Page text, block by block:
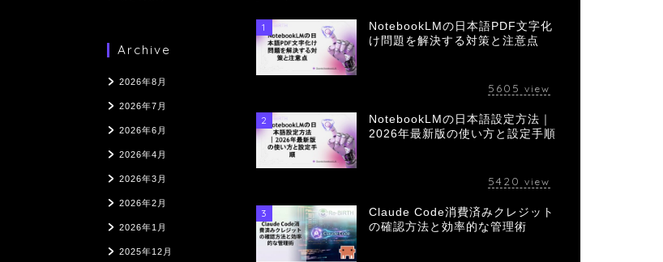
Archive
2026年8月
2026年7月
2026年6月
2026年4月
2026年3月
2026年2月
2026年1月
2025年12月
1
NotebookLMの日本語PDF文字化
け問題を解決する対策と注意点
5605 view
2
NotebookLMの日本語設定方法｜
2026年最新版の使い方と設定手順
5420 view
3
Claude Code消費済みクレジット
の確認方法と効率的な管理術